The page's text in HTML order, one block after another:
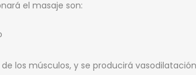
el masaje son:
los músculos, y se producirá